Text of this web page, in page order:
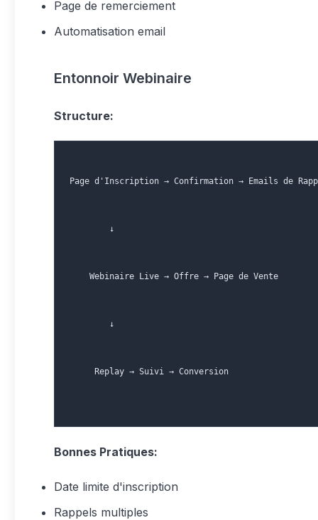
Page de remerciement
Automatisation email
Entonnoir Webinaire
Structure:
Page d'Inscription → Confirmation → Emails de
        ↓
    Webinaire Live → Offre → Page de Vente
        ↓
     Replay → Suivi → Conversion
Bonnes Pratiques:
Date limite d'inscription
Rappels multiples